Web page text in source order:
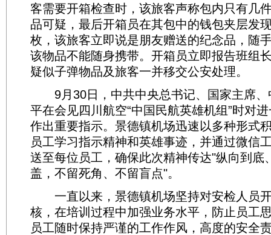
客需要开箱检查时，该旅客声称包内只有几
品可疑，最后开箱员在其包中的钱包夹层发
枚，该旅客立即说是朋友赠送的纪念品，随
该物品不能随身携带。开箱员立即报告班组
疑似子弹物品及旅客一并移交公安处理。
9月30日，中共中央总书记、国家主席、
平在会见四川航空“中国民航英雄机组”时对
作出重要指示。景德镇机场迅速以多种形式
员工学习指示精神和英雄事迹，并通过微信
送至每位员工，确保此次精神传达"纵向到底
盖，不留死角、不留盲点"。
一直以来，景德镇机场坚持对安检人员
核，在培训过程中加强业务水平，防止员工
员工随时保持严谨的工作作风，高度的安全